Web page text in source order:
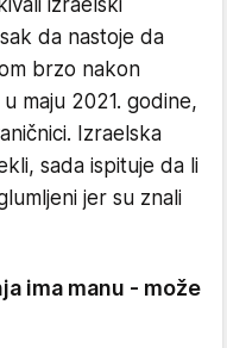
izraelski
da nastoje da
brzo nakon
maju 2021. godine,
Izraelska
sada ispituje da li
jer su znali
ima manu - može